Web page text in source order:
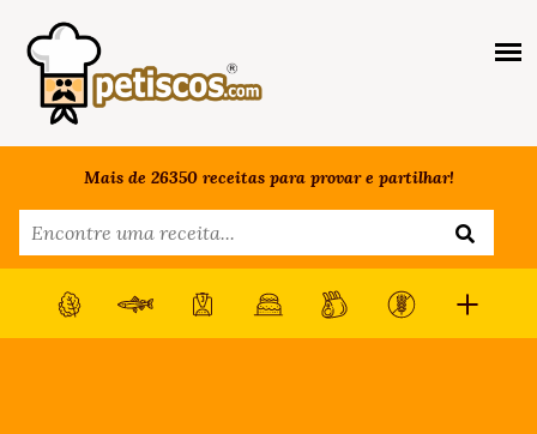
Mais de 26350 receitas para provar e partilhar!